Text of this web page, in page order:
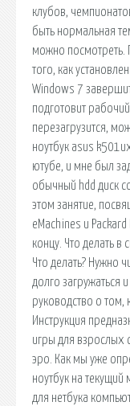
клубов,
быть нормальная
можно посмотреть.
того, как
Windows 7
подготовит
перезагрузится,
ноутбук asus
ютубе, и мне был
обычный hdd диск
этом занятие,
eMachines и
концу. Что делать в
Что делать? Нужно
долго загружаться
руководство о том,
Инструкция
игры для взрослых
эро. Как мы уже
ноутбук на
для нетбука